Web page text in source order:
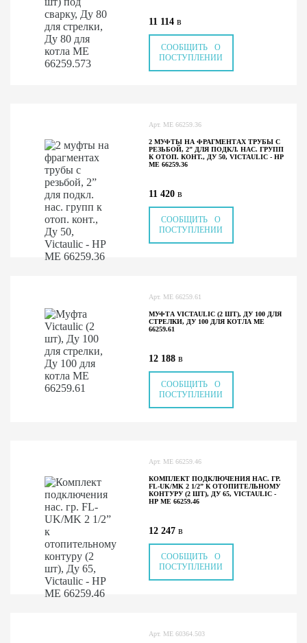
11 114 в
СООБЩИТЬ О
ПОСТУПЛЕНИИ
Арт. ME 66259.36
2 МУФТЫ НА ФРАГМЕНТАХ ТРУБЫ С
РЕЗЬБОЙ, 2” ДЛЯ ПОДКЛ. НАС. ГРУПП
К ОТОП. КОНТ., ДУ 50, VICTAULIC - НР
ME 66259.36
11 420 в
СООБЩИТЬ О
ПОСТУПЛЕНИИ
Арт. ME 66259.61
МУФТА VICTAULIC (2 ШТ), ДУ 100 ДЛЯ
СТРЕЛКИ, ДУ 100 ДЛЯ КОТЛА ME
66259.61
12 188 в
СООБЩИТЬ О
ПОСТУПЛЕНИИ
Арт. ME 66259.46
КОМПЛЕКТ ПОДКЛЮЧЕНИЯ НАС. ГР.
FL-UK/MK 2 1/2” К ОТОПИТЕЛЬНОМУ
КОНТУРУ (2 ШТ), ДУ 65, VICTAULIC -
НР ME 66259.46
12 247 в
СООБЩИТЬ О
ПОСТУПЛЕНИИ
Арт. ME 60364.503